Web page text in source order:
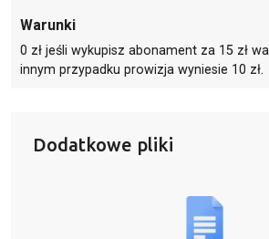
Warunki
0 zł jeśli wykupisz abonament za 15 zł
innym przypadku prowizja wyniesie 10 zł.
Dodatkowe pliki